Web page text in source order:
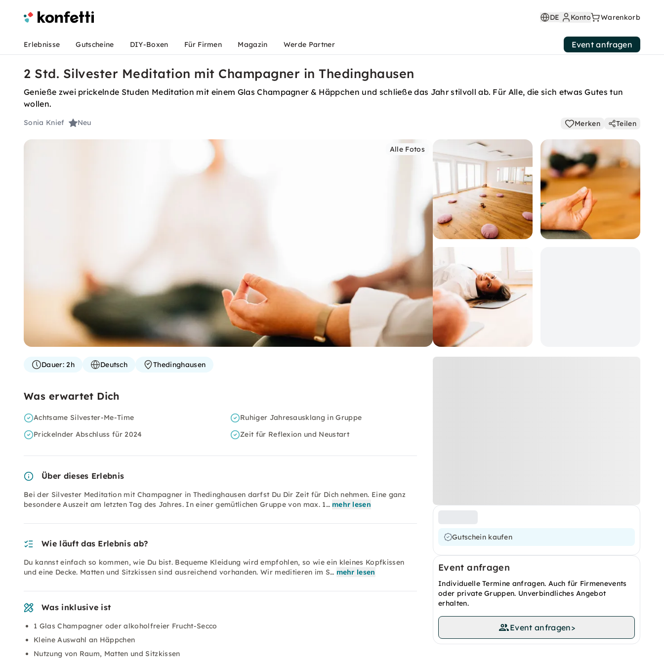
DE Konto Warenkorb
Erlebnisse Gutscheine DIY-Boxen Für Firmen Magazin Werde Partner Event anfragen
2 Std. Silvester Meditation mit Champagner in Thedinghausen
Genieße zwei prickelnde Studen Meditation mit einem Glas Champagner & Häppchen und schließe das Jahr stilvoll ab. Für Alle, die sich etwas Gutes tun
wollen.
Sonia Knief Neu Merken Teilen
Alle Fotos
Gutschein kaufen
Event anfragen
Individuelle Termine anfragen. Auch für Firmenevents
oder private Gruppen. Unverbindliches Angebot
erhalten.
Event anfragen>
Dauer:2h Deutsch Thedinghausen
Was erwartet Dich
Achtsame Silvester-Me-Time
Ruhiger Jahresausklang in Gruppe
Prickelnder Abschluss für 2024
Zeit für Reflexion und Neustart
Über dieses Erlebnis
Bei der Silvester Meditation mit Champagner in Thedinghausen darfst Du Dir Zeit für Dich nehmen. Eine ganz
besondere Auszeit am letzten Tag des Jahres. In einer gemütlichen Gruppe von max. 1… mehr lesen
Wie läuft das Erlebnis ab?
Du kannst einfach so kommen, wie Du bist. Bequeme Kleidung wird empfohlen, so wie ein kleines Kopfkissen
und eine Decke. Matten und Sitzkissen sind ausreichend vorhanden. Wir meditieren im S… mehr lesen
Was inklusive ist
1 Glas Champagner oder alkoholfreier Frucht-Secco
Kleine Auswahl an Häppchen
Nutzung von Raum, Matten und Sitzkissen